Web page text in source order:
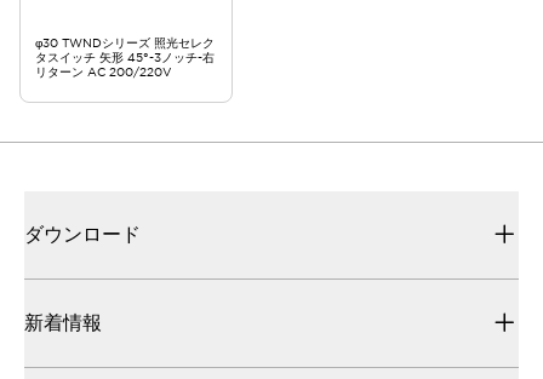
φ30 TWNDシリーズ 照光セレク
タスイッチ 矢形 45°-3ノッチ-右
リターン AC 200/220V
ダウンロード
新着情報